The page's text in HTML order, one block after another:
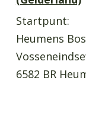
Startpunt:
Heumens Bos
6582 BR